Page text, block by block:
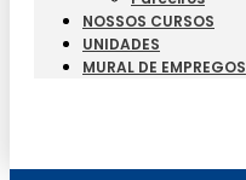
NOSSOS CURSOS
UNIDADES
MURAL DE EMPREGOS